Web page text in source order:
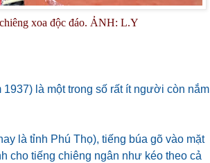
xoa độc đáo. ẢNH: L.Y
là một trong số rất ít người còn nắm
là tỉnh Phú Thọ), tiếng búa gõ vào mặt
cho tiếng chiêng ngân như kéo theo cả